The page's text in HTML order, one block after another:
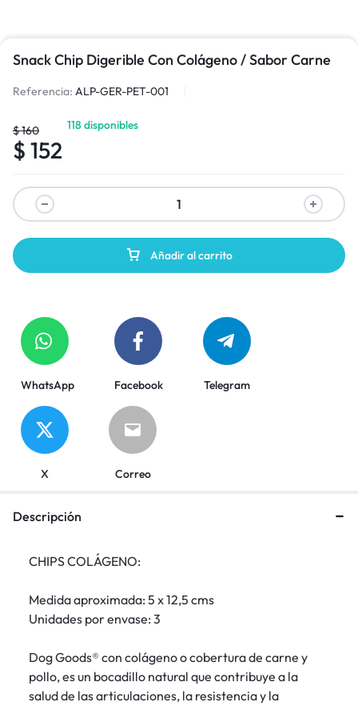
Snack Chip Digerible Con Colágeno / Sabor Carne
Referencia: ALP-GER-PET-001
$160
$ 152
118 disponibles
Añadir al carrito
WhatsApp Facebook Telegram
X Correo
Descripción
CHIPS COLÁGENO:
Medida aproximada: 5 x 12,5 cms
Unidades por envase: 3
Dog Goods® con colágeno o cobertura de carne y
pollo, es un bocadillo natural que contribuye a la
salud de las articulaciones, la resistencia y la